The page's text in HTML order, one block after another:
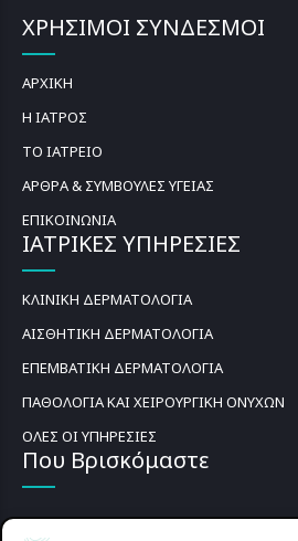
ΧΡΗΣΙΜΟΙ ΣΥΝΔΕΣΜΟΙ
ΑΡΧΙΚΗ
Η ΙΑΤΡΟΣ
ΤΟ ΙΑΤΡΕΙΟ
ΑΡΘΡΑ & ΣΥΜΒΟΥΛΕΣ ΥΓΕΙΑΣ
ΕΠΙΚΟΙΝΩΝΙΑ
ΙΑΤΡΙΚΕΣ ΥΠΗΡΕΣΙΕΣ
ΚΛΙΝΙΚΗ ΔΕΡΜΑΤΟΛΟΓΙΑ
ΑΙΣΘΗΤΙΚΗ ΔΕΡΜΑΤΟΛΟΓΙΑ
ΕΠΕΜΒΑΤΙΚΗ ΔΕΡΜΑΤΟΛΟΓΙΑ
ΠΑΘΟΛΟΓΙΑ ΚΑΙ ΧΕΙΡΟΥΡΓΙΚΗ ΟΝΥΧΩΝ
ΟΛΕΣ ΟΙ ΥΠΗΡΕΣΙΕΣ
Που Βρισκόμαστε